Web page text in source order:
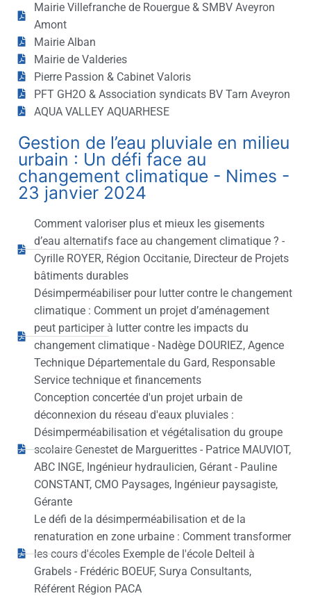
Mairie Villefranche de Rouergue & SMBV Aveyron
Amont
Mairie Alban
Mairie de Valderies
Pierre Passion & Cabinet Valoris
PFT GH2O & Association syndicats BV Tarn Aveyron
AQUA VALLEY AQUARHESE
Gestion de l’eau pluviale en milieu
urbain : Un défi face au
changement climatique - Nimes -
23 janvier 2024
Comment valoriser plus et mieux les gisements
d’eau alternatifs face au changement climatique ? -
Cyrille ROYER, Région Occitanie, Directeur de Projets
bâtiments durables
Désimperméabiliser pour lutter contre le changement
climatique : Comment un projet d’aménagement
peut participer à lutter contre les impacts du
changement climatique - Nadège DOURIEZ, Agence
Technique Départementale du Gard, Responsable
Service technique et financements
Conception concertée d'un projet urbain de
déconnexion du réseau d'eaux pluviales :
Désimperméabilisation et végétalisation du groupe
scolaire Genestet de Marguerittes - Patrice MAUVIOT,
ABC INGE, Ingénieur hydraulicien, Gérant - Pauline
CONSTANT, CMO Paysages, Ingénieur paysagiste,
Gérante
Le défi de la désimperméabilisation et de la
renaturation en zone urbaine : Comment transformer
les cours d'écoles Exemple de l'école Delteil à
Grabels - Frédéric BOEUF, Surya Consultants,
Référent Région PACA